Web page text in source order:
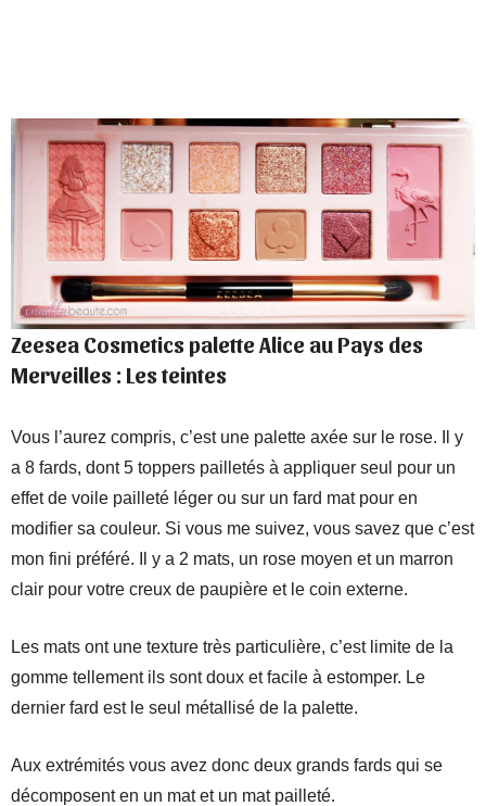
Zeesea Cosmetics palette Alice au Pays des
Merveilles : Les teintes
Vous l’aurez compris, c’est une palette axée sur le rose. Il y
a 8 fards, dont 5 toppers pailletés à appliquer seul pour un
effet de voile pailleté léger ou sur un fard mat pour en
modifier sa couleur. Si vous me suivez, vous savez que c’est
mon fini préféré. Il y a 2 mats, un rose moyen et un marron
clair pour votre creux de paupière et le coin externe.
Les mats ont une texture très particulière, c’est limite de la
gomme tellement ils sont doux et facile à estomper. Le
dernier fard est le seul métallisé de la palette.
Aux extrémités vous avez donc deux grands fards qui se
décomposent en un mat et un mat pailleté.